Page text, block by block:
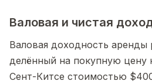
Валовая и чистая
Валовая доходность
делённый на покупную
Сент-Китсе стоимостью